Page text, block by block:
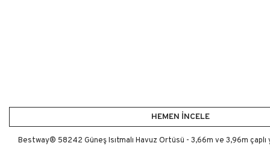
HEMEN İNCELE
Bestway® 58242 Güneş Isıtmalı Havuz Örtüsü - 3,66m ve 3,96m